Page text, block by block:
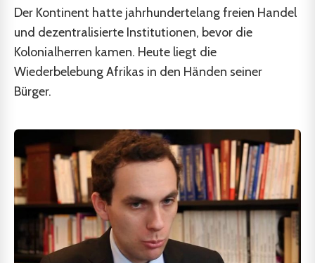
Der Kontinent hatte jahrhundertelang freien Handel
und dezentralisierte Institutionen, bevor die
Kolonialherren kamen. Heute liegt die
Wiederbelebung Afrikas in den Händen seiner
Bürger.